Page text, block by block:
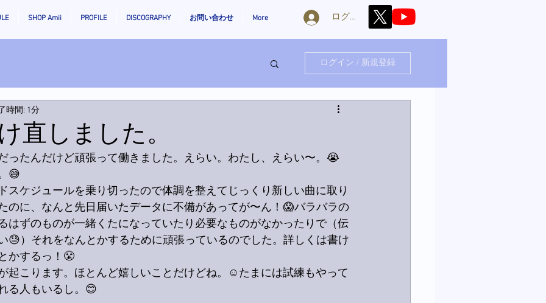
SHOP Amii PROFILE DISCOGRAPHY お問い合わせ More ログイン
ログイン / 新規登録
直しました。
時間: 1分
ったんだけど頑張って働きました。えらい。わたし、えらい〜。😭
😅
スケジュールを乗り切ったので体調を整えてじっくり新しい曲に取り
のに、なんと先日届いたデータに不備があってが〜ん！😱バラバラの
はずのものが一緒くたになっていたり必要なものがなかったりで（伝
😓）それをなんとかするために頑張っているのでした。詳しくは書け
かするっ！😤
起こります。ほとんど嬉しいことだけどね。☺️たまには試練もやって
る人もいるし。😊